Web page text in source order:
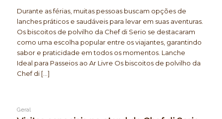
Durante as férias, muitas pessoas buscam opções de
lanches práticos e saudáveis para levar em suas aventuras.
Os biscoitos de polvilho da Chef di Serio se destacaram
como uma escolha popular entre os viajantes, garantindo
sabor e praticidade em todos os momentos. Lanche
Ideal para Passeios ao Ar Livre Os biscoitos de polvilho da
Chef di […]
Geral